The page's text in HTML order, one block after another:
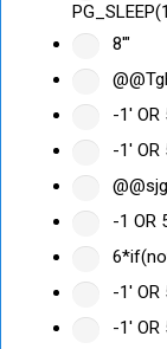
8'"
-1' OR
-1' OR
-1 OR
-1' OR
-1' OR